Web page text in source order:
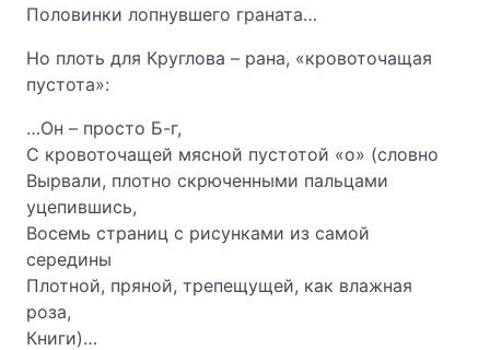
Половинки лопнувшего граната…
Но плоть для Круглова – рана, «кровоточащая
пустота»:
…Он – просто Б-г,
С кровоточащей мясной пустотой «о» (словно
Вырвали, плотно скрюченными пальцами
уцепившись,
Восемь страниц с рисунками из самой
середины
Плотной, пряной, трепещущей, как влажная
роза,
Книги)…